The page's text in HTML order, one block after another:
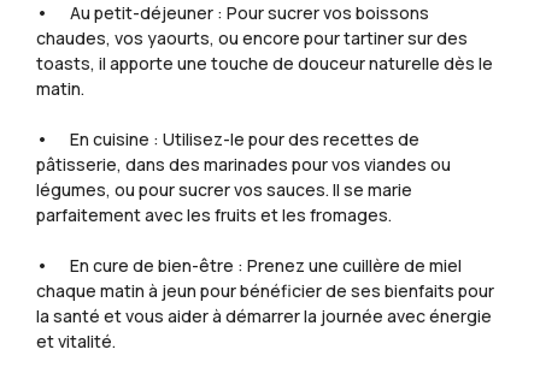
• Au petit-déjeuner : Pour sucrer vos boissons
chaudes, vos yaourts, ou encore pour tartiner sur des
toasts, il apporte une touche de douceur naturelle dès le
matin.
• En cuisine : Utilisez-le pour des recettes de
pâtisserie, dans des marinades pour vos viandes ou
légumes, ou pour sucrer vos sauces. Il se marie
parfaitement avec les fruits et les fromages.
• En cure de bien-être : Prenez une cuillère de miel
chaque matin à jeun pour bénéficier de ses bienfaits pour
la santé et vous aider à démarrer la journée avec énergie
et vitalité.